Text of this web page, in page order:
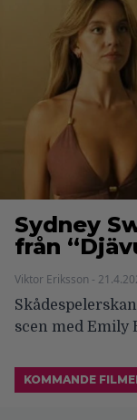
Sydney
från
Viktor Eriksson -
scen med Emily
KOMMANDE